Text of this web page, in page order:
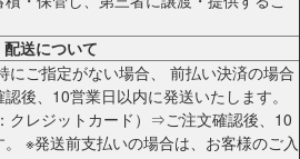
配送について
にご指定がない場合、 前払い決済の場合
後、10営業日以内に発送いたします。
クレジットカード）⇒ご注文確認後、10
※発送前支払いの場合は、お客様のご入